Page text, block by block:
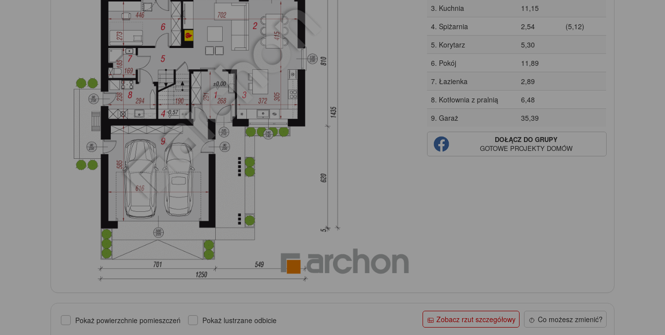
3. Kuchnia
11,15
4. Spiżarnia
2,54
(5,12)
5. Korytarz
5,30
6. Pokój
11,89
7. Łazienka
2,89
8. Kotłownia z pralnią
6,48
9. Garaż
35,39
DOŁĄCZ DO GRUPY
GOTOWE PROJEKTY DOMÓW
Pokaż powierzchnie pomieszczeń Pokaż lustrzane odbicie Zobacz rzut szczegółowy Co możesz zmienić?